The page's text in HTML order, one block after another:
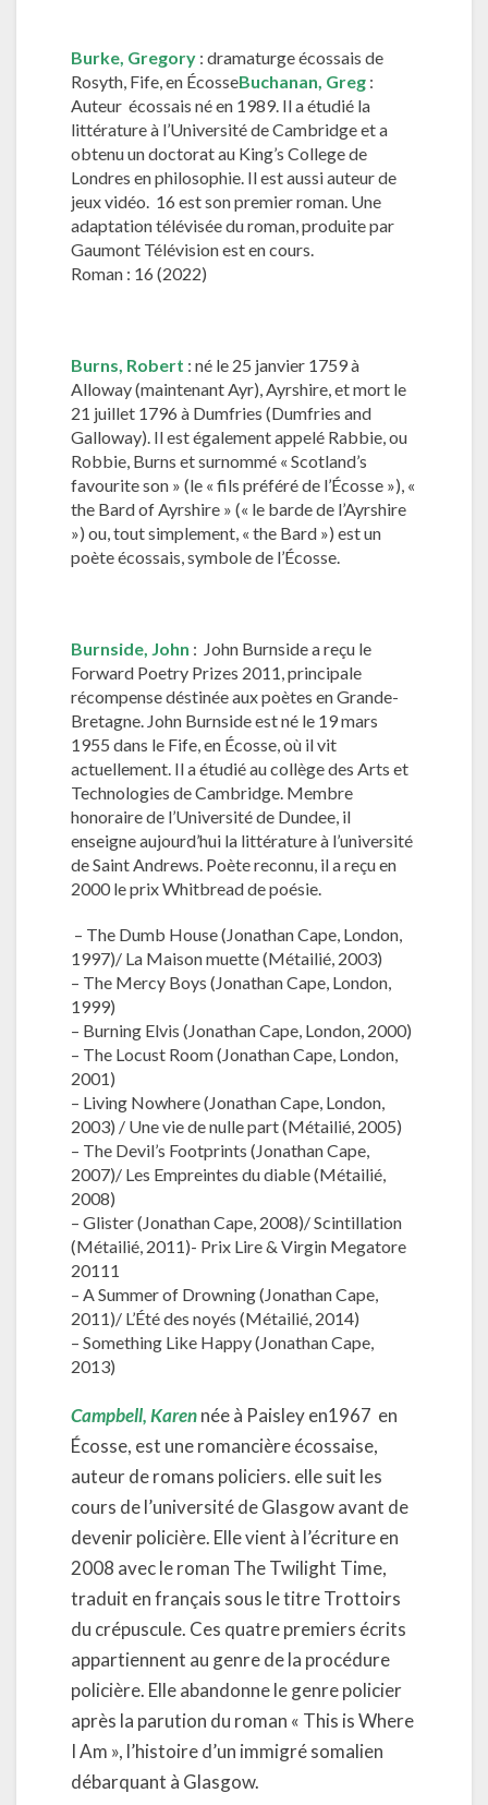
Burke, Gregory : dramaturge écossais de
Rosyth, Fife, en ÉcosseBuchanan, Greg :
Auteur écossais né en 1989. Il a étudié la
littérature à l’Université de Cambridge et a
obtenu un doctorat au King’s College de
Londres en philosophie. Il est aussi auteur de
jeux vidéo. 16 est son premier roman. Une
adaptation télévisée du roman, produite par
Gaumont Télévision est en cours.
Roman : 16 (2022)
Burns, Robert : né le 25 janvier 1759 à
Alloway (maintenant Ayr), Ayrshire, et mort le
21 juillet 1796 à Dumfries (Dumfries and
Galloway). Il est également appelé Rabbie, ou
Robbie, Burns et surnommé « Scotland’s
favourite son » (le « fils préféré de l’Écosse »), «
the Bard of Ayrshire » (« le barde de l’Ayrshire
») ou, tout simplement, « the Bard ») est un
poète écossais, symbole de l’Écosse.
Burnside, John : John Burnside a reçu le
Forward Poetry Prizes 2011, principale
récompense déstinée aux poètes en Grande-
Bretagne. John Burnside est né le 19 mars
1955 dans le Fife, en Écosse, où il vit
actuellement. Il a étudié au collège des Arts et
Technologies de Cambridge. Membre
honoraire de l’Université de Dundee, il
enseigne aujourd’hui la littérature à l’université
de Saint Andrews. Poète reconnu, il a reçu en
2000 le prix Whitbread de poésie.
– The Dumb House (Jonathan Cape, London,
1997)/ La Maison muette (Métailié, 2003)
– The Mercy Boys (Jonathan Cape, London,
1999)
– Burning Elvis (Jonathan Cape, London, 2000)
– The Locust Room (Jonathan Cape, London,
2001)
– Living Nowhere (Jonathan Cape, London,
2003) / Une vie de nulle part (Métailié, 2005)
– The Devil’s Footprints (Jonathan Cape,
2007)/ Les Empreintes du diable (Métailié,
2008)
– Glister (Jonathan Cape, 2008)/ Scintillation
(Métailié, 2011)- Prix Lire & Virgin Megatore
20111
– A Summer of Drowning (Jonathan Cape,
2011)/ L’Été des noyés (Métailié, 2014)
– Something Like Happy (Jonathan Cape,
2013)
Campbell,Karennée à Paisley en1967 en
Écosse, est une romancière écossaise,
auteur de romans policiers. elle suit les
cours de l’université de Glasgow avant de
devenir policière. Elle vient à l’écriture en
2008 avec le roman The Twilight Time,
traduit en français sous le titre Trottoirs
du crépuscule. Ces quatre premiers écrits
appartiennent au genre de la procédure
policière. Elle abandonne le genre policier
après la parution du roman « This is Where
I Am », l’histoire d’un immigré somalien
débarquant à Glasgow.